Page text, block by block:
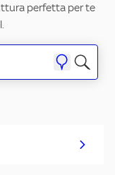
perfetta per te